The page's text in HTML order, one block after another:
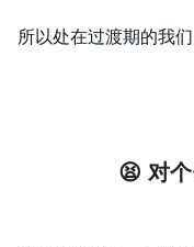
所以处在过渡期的我
😫 对